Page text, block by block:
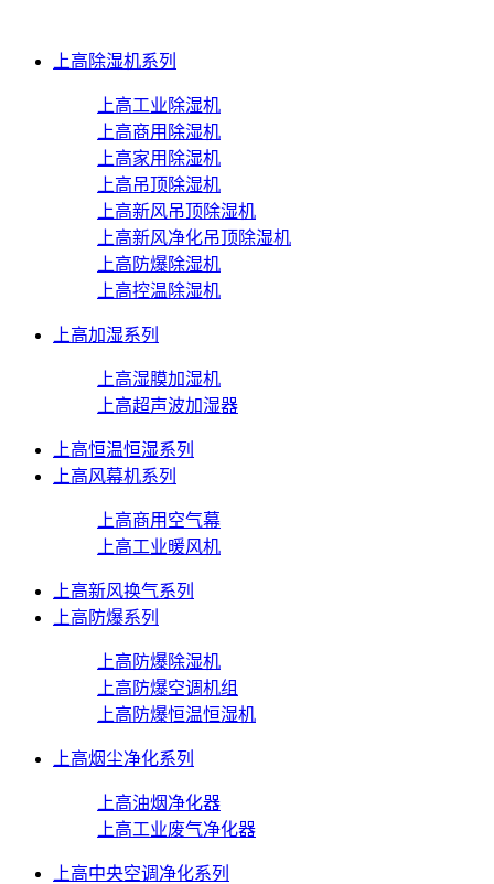
上高除湿机系列
上高工业除湿机
上高商用除湿机
上高家用除湿机
上高吊顶除湿机
上高新风吊顶除湿机
上高新风净化吊顶除湿机
上高防爆除湿机
上高控温除湿机
上高加湿系列
上高湿膜加湿机
上高超声波加湿器
上高恒温恒湿系列
上高风幕机系列
上高商用空气幕
上高工业暖风机
上高新风换气系列
上高防爆系列
上高防爆除湿机
上高防爆空调机组
上高防爆恒温恒湿机
上高烟尘净化系列
上高油烟净化器
上高工业废气净化器
上高中央空调净化系列